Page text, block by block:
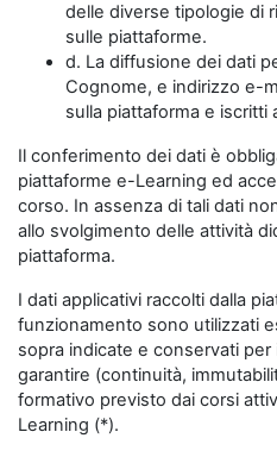
delle diverse tipologie di
sulle piattaforme.
d. La diffusione dei dati
Cognome, e indirizzo e-
sulla piattaforma e iscritti
Il conferimento dei dati è
piattaforme e-Learning ed
corso. In assenza di tali dati
allo svolgimento delle attività
piattaforma.
I dati applicativi raccolti dalla
funzionamento sono utilizzati
sopra indicate e conservati
garantire (continuità,
formativo previsto dai corsi
Learning (*).